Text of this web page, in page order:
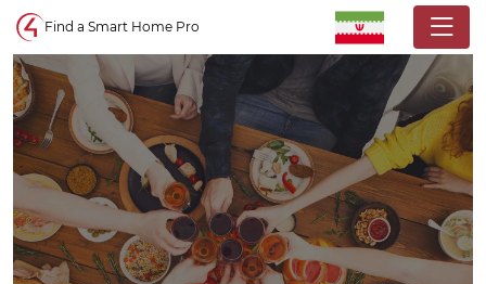
Control4 homepage
Find a Smart Home Pro